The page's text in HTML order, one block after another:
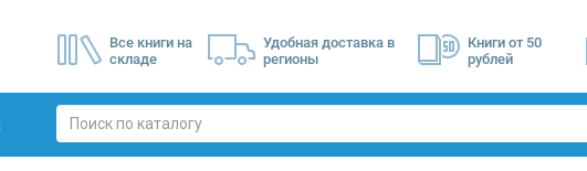
Все книги на
складе
Удобная доставка в
регионы
Книги от 50
рублей